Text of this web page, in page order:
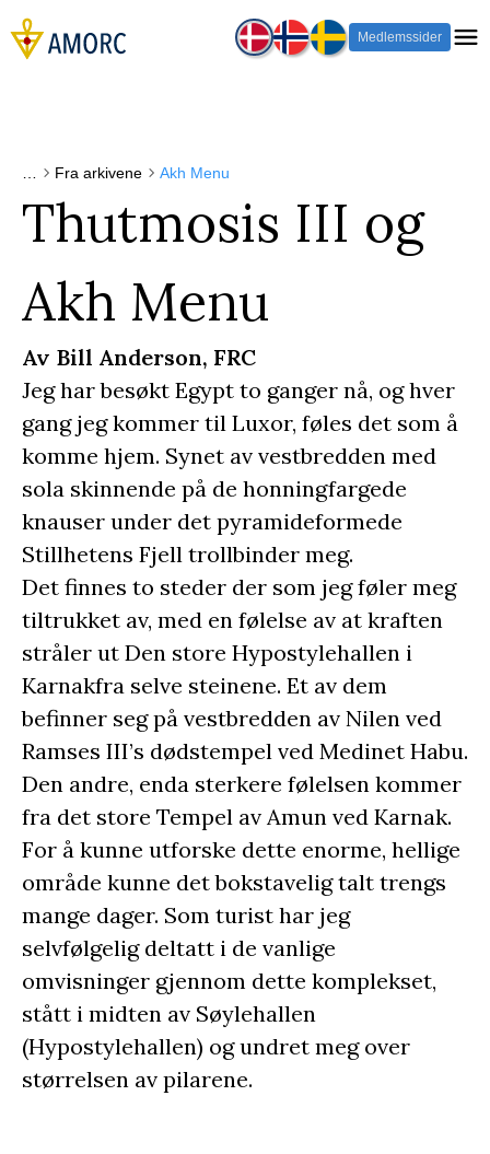
Medlemssider
Fra arkivene Akh Menu
Thutmosis III og
Akh Menu
Av Bill Anderson, FRC
Jeg har besøkt Egypt to ganger nå, og hver
gang jeg kommer til Luxor, føles det som å
komme hjem. Synet av vestbredden med
sola skinnende på de honningfargede
knauser under det pyramideformede
Stillhetens Fjell trollbinder meg.
Det finnes to steder der som jeg føler meg
tiltrukket av, med en følelse av at kraften
stråler ut Den store Hypostylehallen i
Karnakfra selve steinene. Et av dem
befinner seg på vestbredden av Nilen ved
Ramses III’s dødstempel ved Medinet Habu.
Den andre, enda sterkere følelsen kommer
fra det store Tempel av Amun ved Karnak.
For å kunne utforske dette enorme, hellige
område kunne det bokstavelig talt trengs
mange dager. Som turist har jeg
selvfølgelig deltatt i de vanlige
omvisninger gjennom dette komplekset,
stått i midten av Søylehallen
(Hypostylehallen) og undret meg over
størrelsen av pilarene.